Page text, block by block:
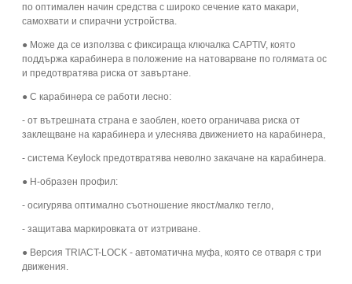
по оптимален начин средства с широко сечение като макари,
самохвати и спирачни устройства.
● Може да се използва с фиксираща ключалка CAPTIV, която
поддържа карабинера в положение на натоварване по голямата ос
и предотвратява риска от завъртане.
● С карабинера се работи лесно:
- от вътрешната страна е заоблен, което ограничава риска от
заклещване на карабинера и улеснява движението на карабинера,
- система Keylock предотвратява неволно закачане на карабинера.
● Н-образен профил:
- осигурява оптимално съотношение якост/малко тегло,
- защитава маркировката от изтриване.
● Версия TRIACT-LOCK - автоматична муфа, която се отваря с три
движения.